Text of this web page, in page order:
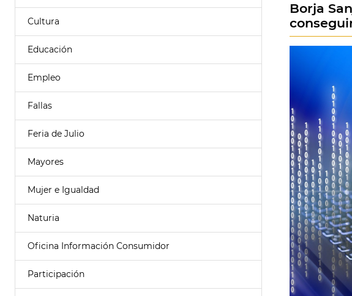
Cultura
Educación
Empleo
Fallas
Feria de Julio
Mayores
Mujer e Igualdad
Naturia
Oficina Información Consumidor
Participación
Borja